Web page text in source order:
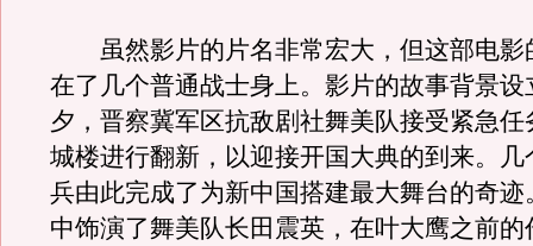
虽然影片的片名非常宏大，但这部电影
在了几个普通战士身上。影片的故事背景设
夕，晋察冀军区抗敌剧社舞美队接受紧急
城楼进行翻新，以迎接开国大典的到来。几
兵由此完成了为新中国搭建最大舞台的奇迹
中饰演了舞美队长田震英，在叶大鹰之前的